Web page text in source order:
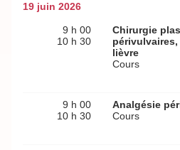
19 juin 2026
9 h 00
10 h 30
Chirurgie
lièvre
Cours
9 h 00
10 h 30
Analgésie
Cours